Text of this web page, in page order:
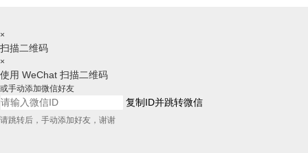
×
扫描二维码
×
使用 WeChat 扫描二维码
或手动添加微信好友
复制ID并跳转微信
请跳转后，手动添加好友，谢谢